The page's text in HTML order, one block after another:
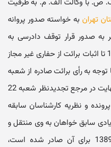
با وکالت الف. م. به طرفیت
تهران به خواسته صدور پروانه
به صدور قرار توقف دادرسی به
شماره 201824 مورخ 1390/11/8 تا اثبات برائت از حفاری غیر مجاز
102 جزایی و با توجه به رأی برائت صادره از شعبه
مذکور به شماره 600297 که در نهایت در مرجع تجدیدنظر شعبه 22
و نظریه کارشناسان سابقه
بوده و از ایادی سابق خواهان به وی منتقل و
مجوز نصب تجهیزات در سال 1389 برای آن صادر شده است،